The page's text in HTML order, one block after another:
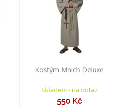
Kostým Mnich Deluxe
Skladem - na dotaz
550 Kč